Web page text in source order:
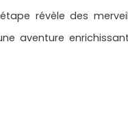
révèle des
aventure